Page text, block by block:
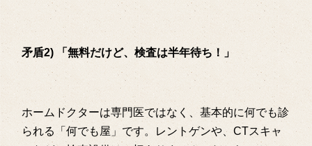
矛盾2) 「無料だけど、検査は半年待ち！」
ホームドクターは専門医ではなく、基本的に何でも診
られる「何でも屋」です。レントゲンや、CTスキャ